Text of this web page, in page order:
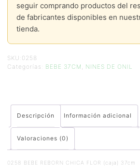
seguir comprando productos del
de fabricantes disponibles en
tienda.
SKU: 0258
Categorías: BEBE 37CM NINES DE ONIL
Descripción Información adicional
Valoraciones (0)
0258 BEBE REBORN CHICA FLOR (caja) 37cm